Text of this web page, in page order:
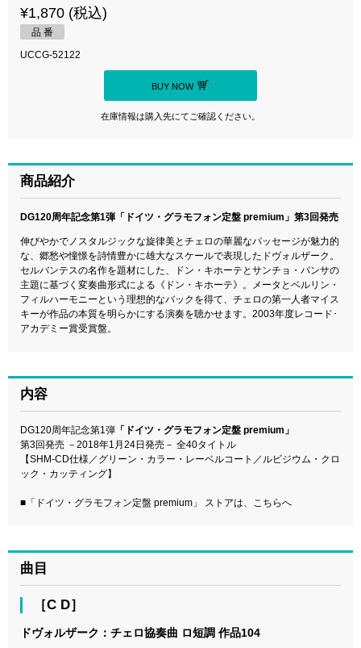
¥1,870 (税込)
品 番
UCCG-52122
BUY NOW
在庫情報は購入先にてご確認ください。
商品紹介
DG120周年記念第1弾「ドイツ・グラモフォン定盤 premium」第3回発売
伸びやかでノスタルジックな旋律美とチェロの華麗なパッセージが魅力的
な、郷愁や憧憬を詩情豊かに雄大なスケールで表現したドヴォルザーク。
セルバンテスの名作を題材にした、ドン・キホーテとサンチョ・パンサの
主題に基づく変奏曲形式による《ドン・キホーテ》。メータとベルリン・
フィルハーモニーという理想的なバックを得て、チェロの第一人者マイス
キーが作品の本質を明らかにする演奏を聴かせます。2003年度レコード･
アカデミー賞受賞盤。
内容
DG120周年記念第1弾 「ドイツ・グラモフォン定盤 premium」
第3回発売 －2018年1月24日発売－ 全40タイトル
【SHM-CD仕様／グリーン・カラー・レーベルコート／ルビジウム・クロ
ック・カッティング】
■ 「ドイツ・グラモフォン定盤 premium」 ストアは、こちらへ
曲目
［C D］
ドヴォルザーク：チェロ協奏曲 ロ短調 作品104